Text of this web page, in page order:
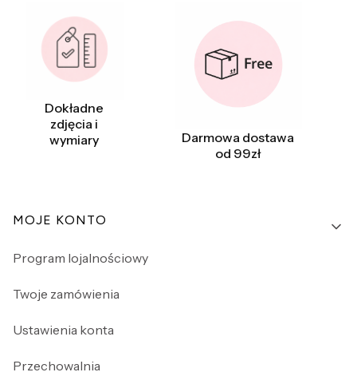
Dokładne
zdjęcia i
wymiary
Darmowa dostawa
od 99zł
Linki w stopce
MOJE KONTO
Program lojalnościowy
Twoje zamówienia
Ustawienia konta
Przechowalnia